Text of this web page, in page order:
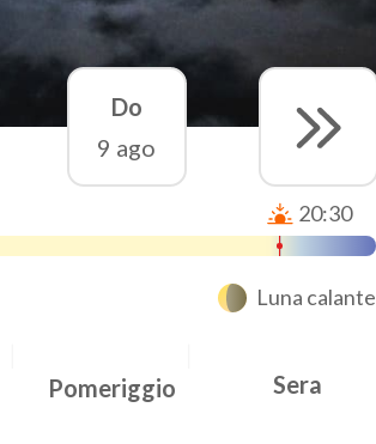
Do
9 ago
20:30
Luna calante
Pomeriggio Sera